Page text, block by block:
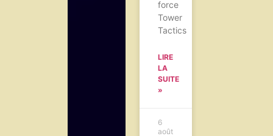
force
Tower
Tactics
LIRE
LA
SUITE
»
6
août